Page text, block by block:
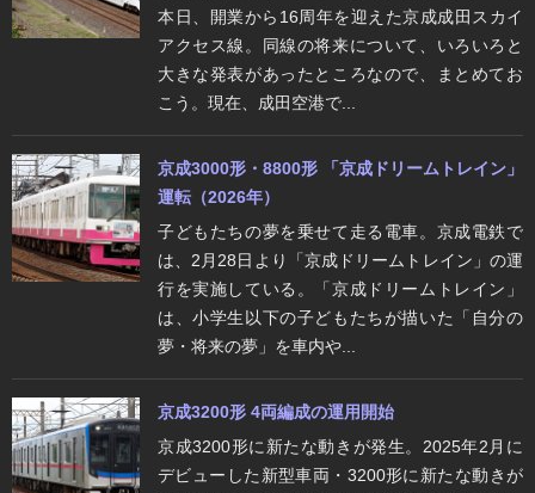
本日、開業から16周年を迎えた京成成田スカイ
アクセス線。同線の将来について、いろいろと
大きな発表があったところなので、まとめてお
こう。現在、成田空港で...
京成3000形・8800形 「京成ドリームトレイン」
運転（2026年）
子どもたちの夢を乗せて走る電車。京成電鉄で
は、2月28日より「京成ドリームトレイン」の運
行を実施している。「京成ドリームトレイン」
は、小学生以下の子どもたちが描いた「自分の
夢・将来の夢」を車内や...
京成3200形 4両編成の運用開始
京成3200形に新たな動きが発生。2025年2月に
デビューした新型車両・3200形に新たな動きが